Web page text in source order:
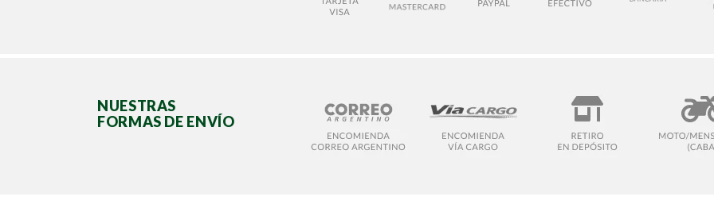
NUESTRAS
FORMAS DE ENVÍO